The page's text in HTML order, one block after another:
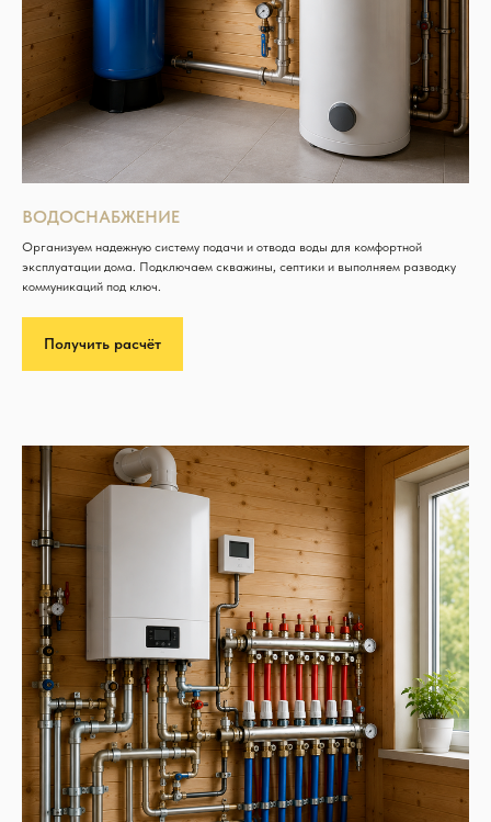
ВОДОСНАБЖЕНИЕ
Организуем надежную систему подачи и отвода воды для комфортной
эксплуатации дома. Подключаем скважины, септики и выполняем разводку
коммуникаций под ключ.
Получить расчёт